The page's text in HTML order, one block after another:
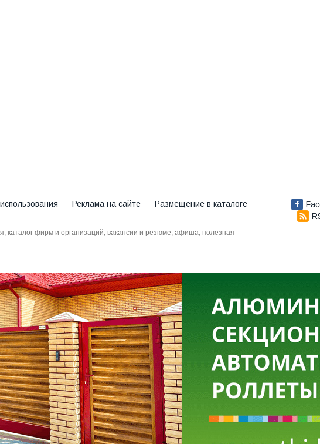
Реклама на сайте Размещение в каталоге
каталог фирм и организаций, вакансии и резюме, афиша, полезная